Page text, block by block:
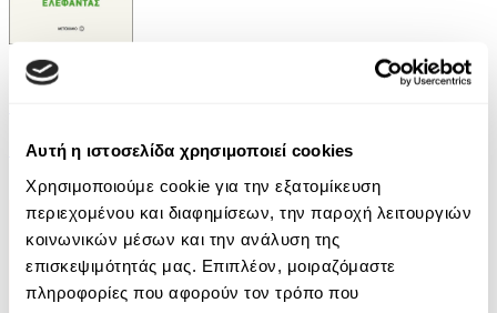
Αυτή η ιστοσελίδα χρησιμοποιεί cookies
Χρησιμοποιούμε cookie για την εξατομίκευση
περιεχομένου και διαφημίσεων, την παροχή λειτουργιών
κοινωνικών μέσων και την ανάλυση της
επισκεψιμότητάς μας. Επιπλέον, μοιραζόμαστε
πληροφορίες που αφορούν τον τρόπο που
eBook
Ρέιμοντ Κάρβερ
7.99€